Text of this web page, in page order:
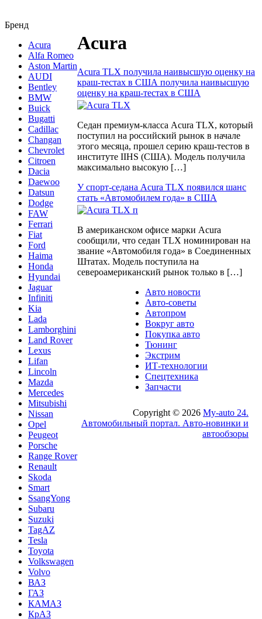
Бренд
Acura
Alfa Romeo
Aston Martin
AUDI
Bentley
BMW
Buick
Bugatti
Cadillac
Changan
Chevrolet
Citroen
Dacia
Daewoo
Datsun
Dodge
FAW
Ferrari
Fiat
Ford
Haima
Honda
Hyundai
Jaguar
Infiniti
Kia
Lada
Lamborghini
Land Rover
Lexus
Lifan
Lincoln
Mazda
Mercedes
Mitsubishi
Nissan
Opel
Peugeot
Porsche
Range Rover
Renault
Skoda
Smart
SsangYong
Subaru
Suzuki
TagAZ
Tesla
Toyota
Volkswagen
Volvo
ВАЗ
ГАЗ
КАМАЗ
КрАЗ
Acura
Acura TLX получила наивысшую оценку на
краш-тестах в США получила наивысшую
оценку на краш-тестах в США
Седан премиум-класса Acura TLX, который
поступил на российский рынок в начале
этого месяца, прошел серию краш-тестов в
институте IIHS (США). Модель получила
максимально высокую […]
У спорт-седана Acura TLX появился шанс
стать «Автомобилем года» в США
В американском офисе марки Acura
сообщили, что седан TLX номинирован на
звание «Автомобиля года» в Соединенных
Штатах. Модель поступила на
североамериканский рынок только в […]
Авто новости
Авто-советы
Автопром
Вокруг авто
Покупка авто
Тюнинг
Экстрим
ИТ-технологии
Спецтехника
Запчасти
Copyright © 2026 My-auto 24.
Автомобильный портал. Авто-новинки и
автообзоры